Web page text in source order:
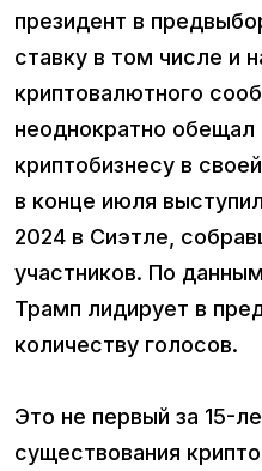
президент в
ставку в том числе и
криптовалютного
неоднократно
криптобизнесу в
в конце июля
2024 в Сиэтле,
участников. По
Трамп лидирует в
количеству голосов.
Это не первый за 15-
существования